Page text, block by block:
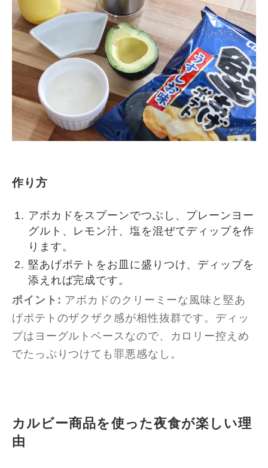
作り方
アボカドをスプーンでつぶし、プレーンヨー
グルト、レモン汁、塩を混ぜてディップを作
ります。
堅あげポテトをお皿に盛りつけ、ディップを
添えれば完成です。
ポイント: アボカドのクリーミーな風味と堅あ
げポテトのザクザク感が相性抜群です。ディッ
プはヨーグルトベースなので、カロリー控えめ
でたっぷりつけても罪悪感なし。
カルビー商品を使った夜食が楽しい理
由